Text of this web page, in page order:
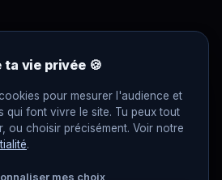
ta vie privée 🍪
pour mesurer l'audience et
qui font vivre le site. Tu peux tout
ou choisir précisément. Voir notre
.
mes choix